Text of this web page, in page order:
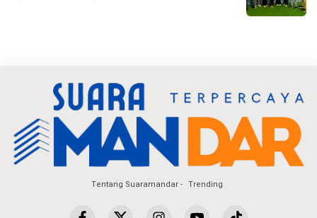
Tentang Suaramandar Trending